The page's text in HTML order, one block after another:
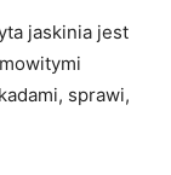
jaskinia jest‌
sprawi,⁤